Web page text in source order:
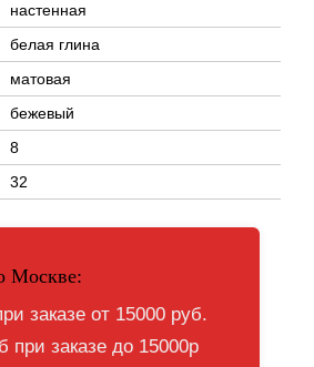
настенная
белая глина
матовая
бежевый
8
32
Москве:
заказе от 15000 руб.
при заказе до 15000р